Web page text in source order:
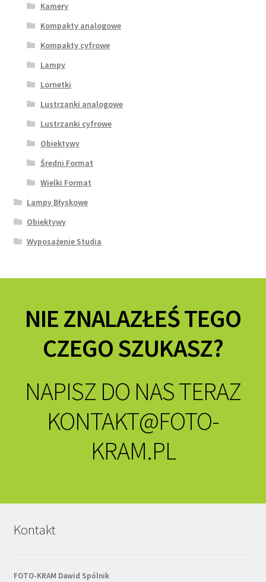
Kamery
Kompakty analogowe
Kompakty cyfrowe
Lampy
Lornetki
Lustrzanki analogowe
Lustrzanki cyfrowe
Obiektywy
Średni Format
Wielki Format
Lampy Błyskowe
Obiektywy
Wyposażenie Studia
NIE ZNALAZŁEŚ TEGO
CZEGO SZUKASZ?
NAPISZ DO NAS TERAZ
KONTAKT@FOTO-
KRAM.PL
Kontakt
FOTO-KRAM Dawid Spólnik